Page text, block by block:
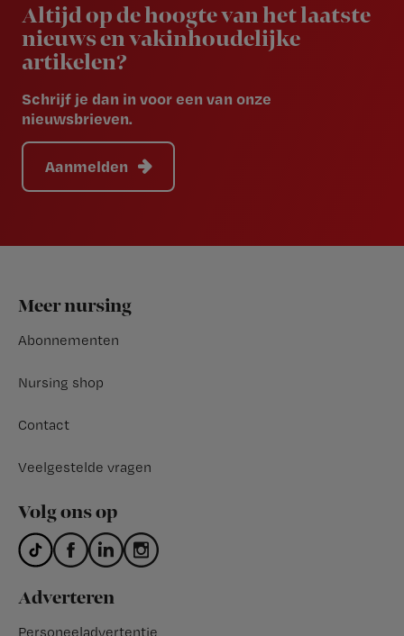
Altijd op de hoogte van het laatste
nieuws en vakinhoudelijke
artikelen?
Schrijf je dan in voor een van onze
nieuwsbrieven.
Aanmelden
Footer
Meer nursing
Abonnementen
Nursing shop
Contact
Veelgestelde vragen
Volg ons op
Adverteren
Personeeladvertentie